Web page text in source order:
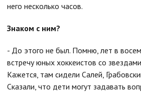
него несколько часов.
Знаком с ним?
- До этого не был. Помню, лет в
встречу юных хоккеистов со
Кажется, там сидели Салей,
Сказали, что дети могут задавать